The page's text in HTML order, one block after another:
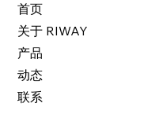
首页
关于 RIWAY
产品
动态
联系